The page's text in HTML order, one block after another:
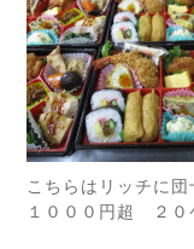
こちらはリッチに団
１０００円超 ２０